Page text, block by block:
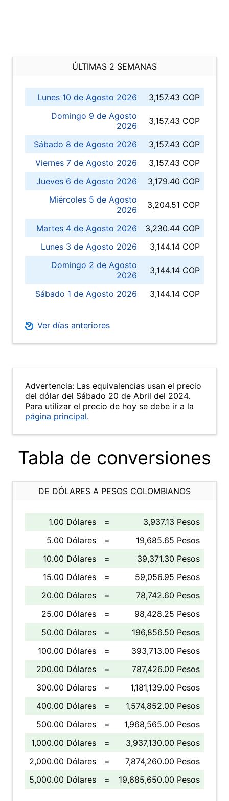
ÚLTIMAS 2 SEMANAS
Lunes 10 de Agosto 2026
3,157.43 COP
Domingo 9 de Agosto
2026
3,157.43 COP
Sábado 8 de Agosto 2026
3,157.43 COP
Viernes 7 de Agosto 2026
3,157.43 COP
Jueves 6 de Agosto 2026
3,179.40 COP
Miércoles 5 de Agosto
2026
3,204.51 COP
Martes 4 de Agosto 2026
3,230.44 COP
Lunes 3 de Agosto 2026
3,144.14 COP
Domingo 2 de Agosto
2026
3,144.14 COP
Sábado 1 de Agosto 2026 3,144.14 COP
Ver días anteriores
Advertencia: Las equivalencias usan el precio
del dólar del Sábado 20 de Abril del 2024.
Para utilizar el precio de hoy se debe ir a la
página principal.
Tabla de conversiones
DE DÓLARES A PESOS COLOMBIANOS
1.00 Dólares =
3,937.13 Pesos
5.00 Dólares
=
19,685.65 Pesos
10.00 Dólares
=
39,371.30 Pesos
15.00 Dólares
=
59,056.95 Pesos
20.00 Dólares
=
78,742.60 Pesos
25.00 Dólares
=
98,428.25 Pesos
50.00 Dólares
=
196,856.50 Pesos
100.00 Dólares
=
393,713.00 Pesos
200.00 Dólares
=
787,426.00 Pesos
300.00 Dólares
=
1,181,139.00 Pesos
400.00 Dólares
=
1,574,852.00 Pesos
500.00 Dólares
=
1,968,565.00 Pesos
1,000.00 Dólares
=
3,937,130.00 Pesos
2,000.00 Dólares
=
7,874,260.00 Pesos
5,000.00 Dólares
= 19,685,650.00 Pesos